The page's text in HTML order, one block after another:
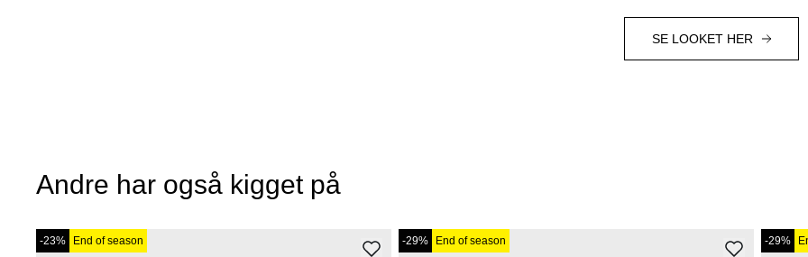
SE LOOKET HER
Andre har også kigget på
-23% End of season -29% End of season -29%